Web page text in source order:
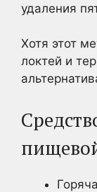
удаления
Хотя этот
локтей и